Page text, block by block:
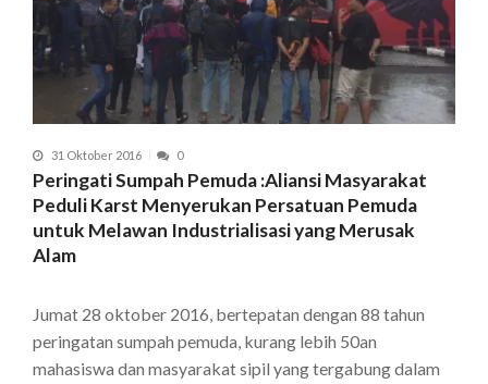
31 Oktober 2016 0
Peringati Sumpah Pemuda :Aliansi Masyarakat
Peduli Karst Menyerukan Persatuan Pemuda
untuk Melawan Industrialisasi yang Merusak
Alam
Jumat 28 oktober 2016, bertepatan dengan 88 tahun
peringatan sumpah pemuda, kurang lebih 50an
mahasiswa dan masyarakat sipil yang tergabung dalam